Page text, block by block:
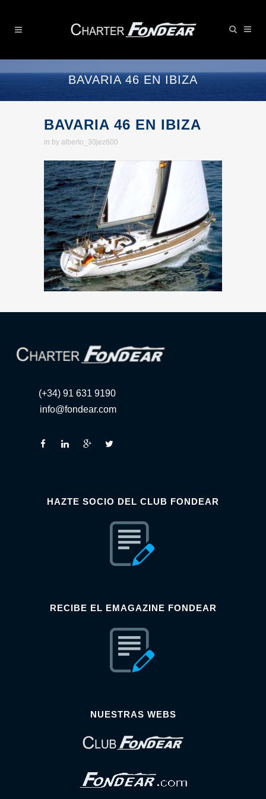
BAVARIA 46 EN IBIZA
BAVARIA 46 EN IBIZA
in by alberto_30jez600
(+34) 91 631 9190
info@fondear.com
HAZTE SOCIO DEL CLUB FONDEAR
RECIBE EL EMAGAZINE FONDEAR
NUESTRAS WEBS